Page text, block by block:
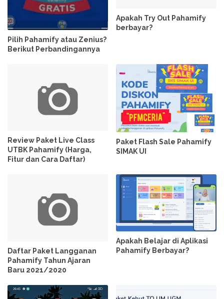
Pilih Pahamify atau Zenius?
Berikut Perbandingannya
Apakah Try Out Pahamify
berbayar?
Review Paket Live Class
UTBK Pahamify (Harga,
Fitur dan Cara Daftar)
Paket Flash Sale Pahamify
SIMAK UI
Daftar Paket Langganan
Pahamify Tahun Ajaran
Baru 2021/2020
Apakah Belajar di Aplikasi
Pahamify Berbayar?